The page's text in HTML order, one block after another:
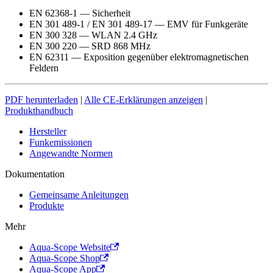
EN 62368-1 — Sicherheit
EN 301 489-1 / EN 301 489-17 — EMV für Funkgeräte
EN 300 328 — WLAN 2.4 GHz
EN 300 220 — SRD 868 MHz
EN 62311 — Exposition gegenüber elektromagnetischen
Feldern
PDF herunterladen | Alle CE-Erklärungen anzeigen |
Produkthandbuch
Hersteller
Funkemissionen
Angewandte Normen
Dokumentation
Gemeinsame Anleitungen
Produkte
Mehr
Aqua-Scope Website
Aqua-Scope Shop
Aqua-Scope App